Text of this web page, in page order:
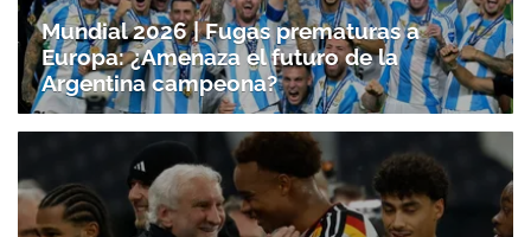
Mundial 2026 | Fugas prematuras a
Europa: ¿Amenaza el futuro de la
Argentina campeona?